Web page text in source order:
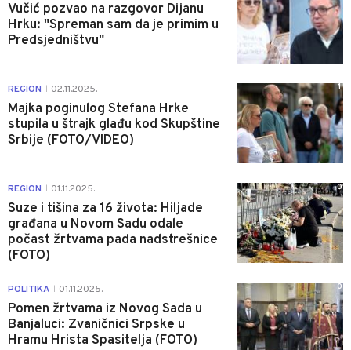
Vučić pozvao na razgovor Dijanu
Hrku: "Spreman sam da je primim u
Predsjedništvu"
REGION 02.11.2025.
Majka poginulog Stefana Hrke
stupila u štrajk glađu kod Skupštine
Srbije (FOTO/VIDEO)
1
REGION 01.11.2025.
Suze i tišina za 16 života: Hiljade
građana u Novom Sadu odale
počast žrtvama pada nadstrešnice
(FOTO)
0
POLITIKA 01.11.2025.
Pomen žrtvama iz Novog Sada u
Banjaluci: Zvaničnici Srpske u
Hramu Hrista Spasitelja (FOTO)
0